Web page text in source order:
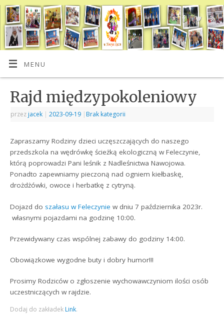
MENU
Rajd międzypokoleniowy
przez jacek | 2023-09-19 | Brak kategorii
Zapraszamy Rodziny dzieci uczęszczających do naszego
przedszkola na wędrówkę ścieżką ekologiczną w Feleczynie,
którą poprowadzi Pani leśnik z Nadleśnictwa Nawojowa.
Ponadto zapewniamy pieczoną nad ogniem kiełbaskę,
drożdżówki, owoce i herbatkę z cytryną.
Dojazd do szałasu w Feleczynie w dniu 7 października 2023r.
własnymi pojazdami na godzinę 10:00.
Przewidywany czas wspólnej zabawy do godziny 14:00.
Obowiązkowe wygodne buty i dobry humor!!!
Prosimy Rodziców o zgłoszenie wychowawczyniom ilości osób
uczestniczących w rajdzie.
Dodaj do zakładek Link.